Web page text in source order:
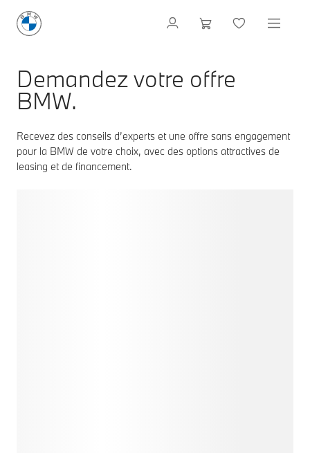
Demandez votre offre
BMW.
Recevez des conseils d’experts et une offre sans engagement
pour la BMW de votre choix, avec des options attractives de
leasing et de financement.